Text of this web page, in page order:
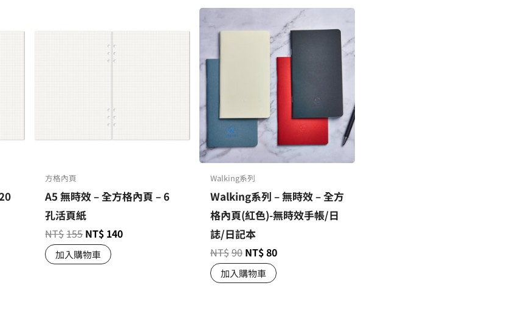
方格內頁
A5 無時效 – 全方格內頁 – 6
孔活頁紙
NT$155NT$ 140
加入購物車
Walking系列
Walking系列 – 無時效 – 全方
格內頁(紅色)-無時效手帳/日
誌/日記本
NT$90 NT$80
加入購物車